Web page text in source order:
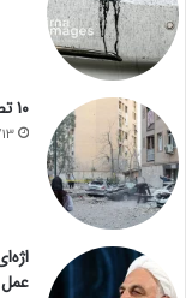
۱۰ تصویر از خسارت حمله هوایی به خیابان‌های تهران